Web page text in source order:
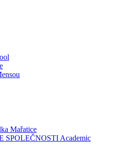
Mařatice
SPOLEČNOSTI Academic